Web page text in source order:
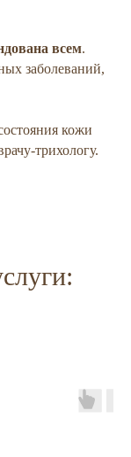
всем.
заболеваний,
кожи
трихологу.